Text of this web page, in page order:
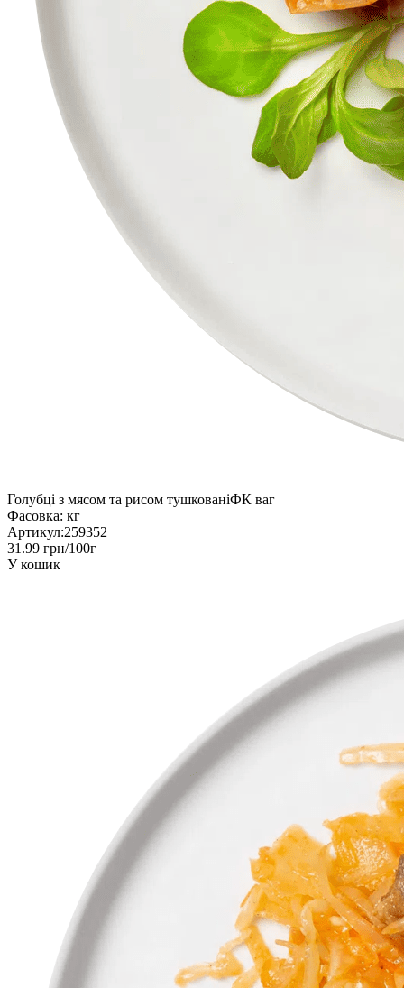
Голубці з мясом та рисом тушкованіФК ваг
Фасовка: кг
Артикул:259352
31.99 грн/100г
У кошик